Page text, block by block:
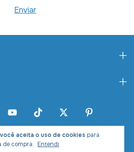
você aceita o uso de cookies para
de compra. Entendi